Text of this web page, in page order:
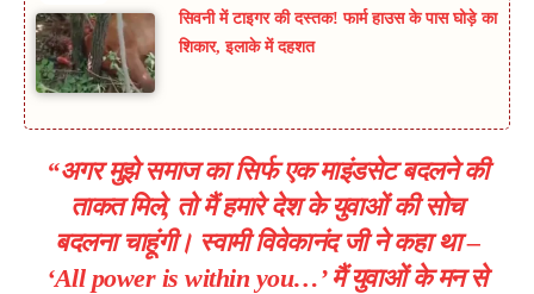
सिवनी में टाइगर की दस्तक! फार्म हाउस के पास घोड़े का
शिकार, इलाके में दहशत
“अगर मुझे समाज का सिर्फ एक माइंडसेट बदलने की
ताकत मिले, तो मैं हमारे देश के युवाओं की सोच
बदलना चाहूंगी। स्वामी विवेकानंद जी ने कहा था –
‘All power is within you…’ मैं युवाओं के मन से